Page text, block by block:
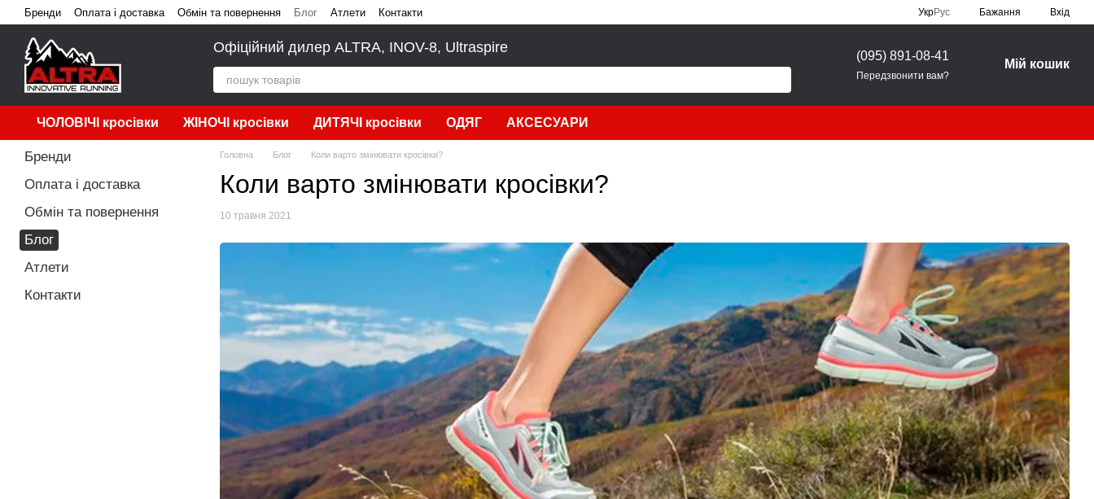
Перейти до основного контенту
Бренди Оплата і доставка Обмін та повернення Блог Атлети Контакти УкрРус Бажання Вхід
Офіційний дилер ALTRA, INOV-8, Ultraspire
(095) 891-08-41
Передзвонити вам?
Мій кошик
ЧОЛОВІЧІ кросівки ЖІНОЧІ кросівки ДИТЯЧІ кросівки ОДЯГ АКСЕСУАРИ
Головна Блог Коли варто змінювати кросівки?
Коли варто змінювати кросівки?
10 травня 2021
Бренди
Оплата і доставка
Обмін та повернення
Блог
Атлети
Контакти